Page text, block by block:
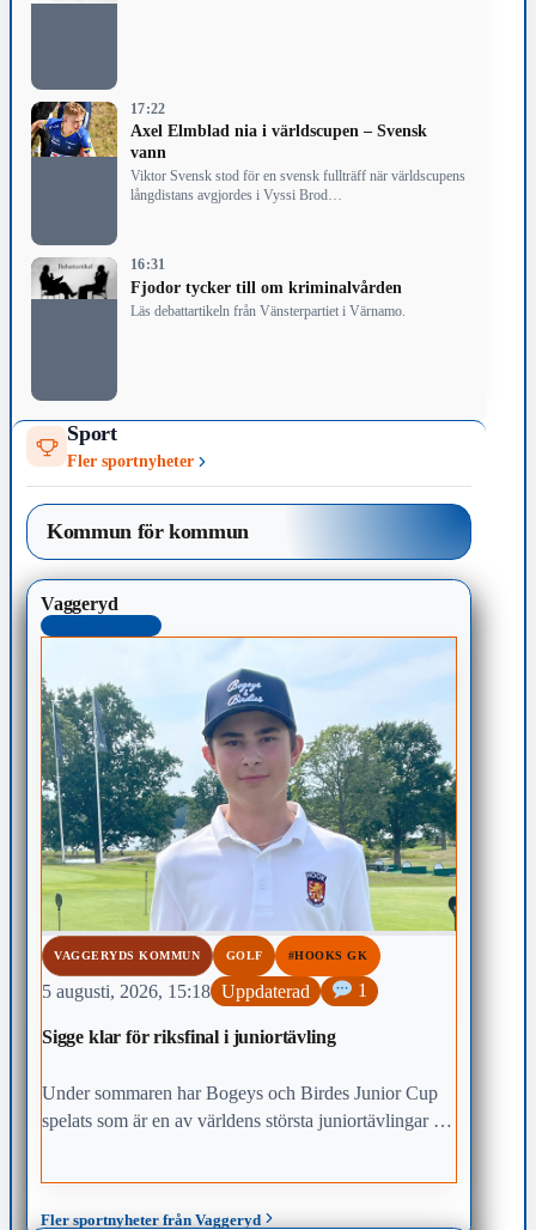
17:22
Axel Elmblad nia i världscupen – Svensk
vann
Viktor Svensk stod för en svensk fullträff när världscupens
långdistans avgjordes i Vyssi Brod…
16:31
Fjodor tycker till om kriminalvården
Läs debattartikeln från Vänsterpartiet i Värnamo.
Sport
Fler sportnyheter
Kommun för kommun
Vaggeryd
VAGGERYDS KOMMUN GOLF #HOOKS GK
5 augusti, 2026, 15:18 Uppdaterad 1
Sigge klar för riksfinal i juniortävling
Under sommaren har Bogeys och Birdes Junior Cup
spelats som är en av världens största juniortävlingar i
Fler sportnyheter från Vaggeryd